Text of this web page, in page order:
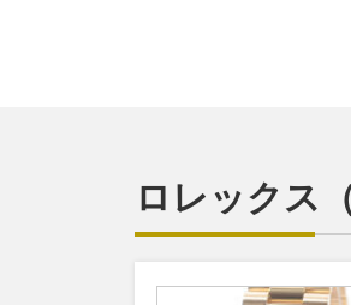
ロレックス